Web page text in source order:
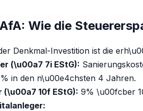
Wie die
Denkmal-Investition ist die
(\u00a7 7i EStG):
in den n\u00e4chsten 4 Jahren.
10f EStG): 9% \u00fcber